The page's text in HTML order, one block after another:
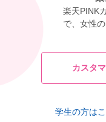
楽天PINK
で、女性
カスタ
学生の方は